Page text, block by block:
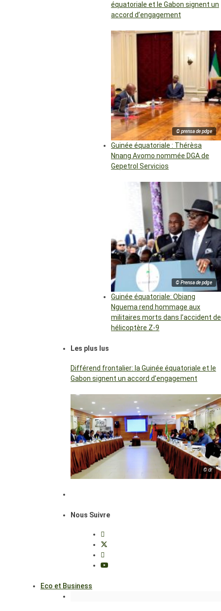
équatoriale et le Gabon signent un
accord d’engagement
© prensa de pdge
Guinée équatoriale : Thérèsa
Nnang Avomo nommée DGA de
Gepetrol Servicios
© Prensa de pdge
Guinée équatoriale: Obiang
Nguema rend hommage aux
militaires morts dans l’accident de
hélicoptère Z-9
Les plus lus
Différend frontalier: la Guinée équatoriale et le
Gabon signent un accord d’engagement
© dr
Nous Suivre
Eco et Business